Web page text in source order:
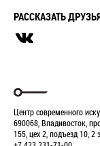
РАССКАЗАТЬ
Центр современного
690068, Владивосток,
155, цех 2, подъезд 10, 2